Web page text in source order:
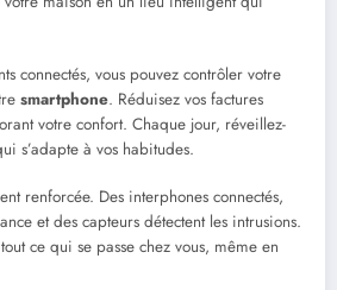
connectés, vous pouvez contrôler votre
smartphone. Réduisez vos factures
votre confort. Chaque jour, réveillez-
s’adapte à vos habitudes.
renforcée. Des interphones connectés,
et des capteurs détectent les intrusions.
ce qui se passe chez vous, même en